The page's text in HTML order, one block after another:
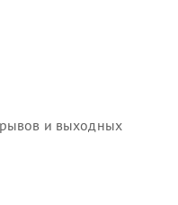
и выходных